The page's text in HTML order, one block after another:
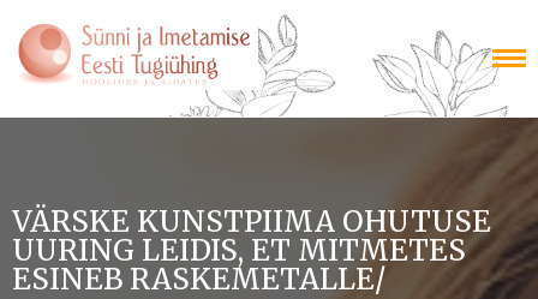
content
VÄRSKE KUNSTPIIMA OHUTUSE
UURING LEIDIS, ET MITMETES
ESINEB RASKEMETALLE/